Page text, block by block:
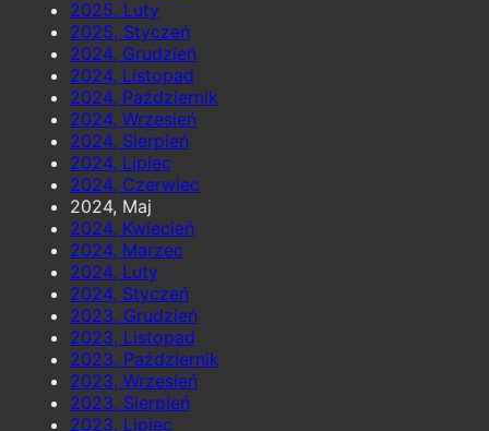
2025, Luty
2025, Styczeń
2024, Grudzień
2024, Listopad
2024, Październik
2024, Wrzesień
2024, Sierpień
2024, Lipiec
2024, Czerwiec
2024, Maj
2024, Kwiecień
2024, Marzec
2024, Luty
2024, Styczeń
2023, Grudzień
2023, Listopad
2023, Październik
2023, Wrzesień
2023, Sierpień
2023, Lipiec